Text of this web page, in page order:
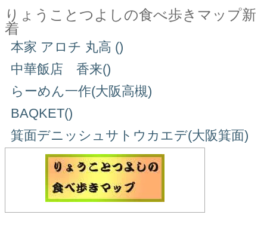
りょうことつよしの食べ歩きマップ新
着
本家 アロチ 丸高 ()
中華飯店 香来()
らーめん一作(大阪高槻)
BAQKET()
箕面デニッシュサトウカエデ(大阪箕面)